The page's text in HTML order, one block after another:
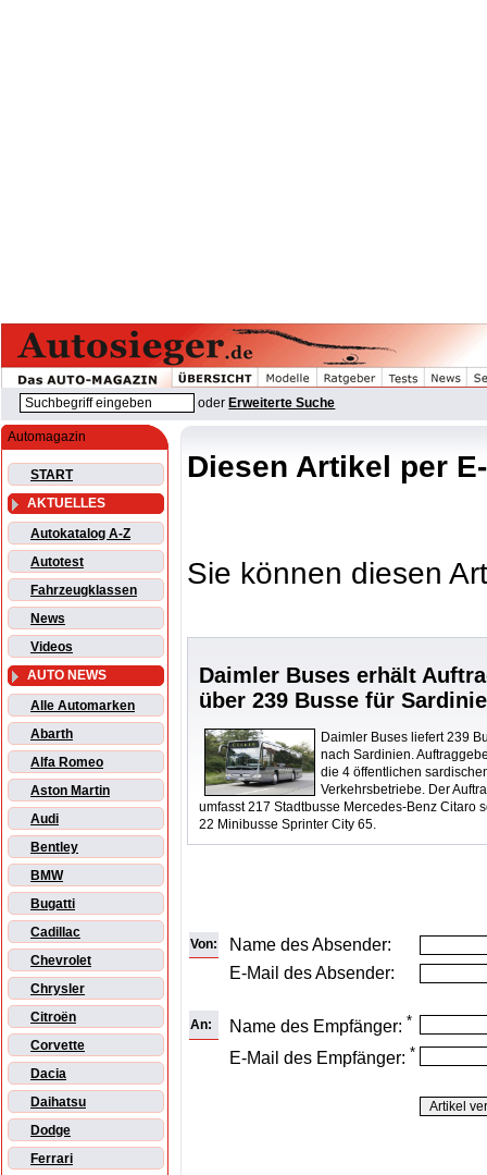
oder Erweiterte Suche
Automagazin
START
AKTUELLES
Autokatalog A-Z
Autotest
Fahrzeugklassen
News
Videos
AUTO NEWS
Alle Automarken
Abarth
Alfa Romeo
Aston Martin
Audi
Bentley
BMW
Bugatti
Cadillac
Chevrolet
Chrysler
Citroën
Corvette
Dacia
Daihatsu
Dodge
Ferrari
Diesen Artikel per
Sie können diesen
Daimler Buses erhält
über 239 Busse für
Daimler Buses liefert 239
nach Sardinien.
die 4 öffentlichen
Verkehrsbetriebe. Der
umfasst 217 Stadtbusse Mercedes-Benz Citaro
22 Minibusse Sprinter City 65.
Von:
Name des Absender:
E-Mail des Absender:
An: Name des Empfänger: *
E-Mail des Empfänger: *